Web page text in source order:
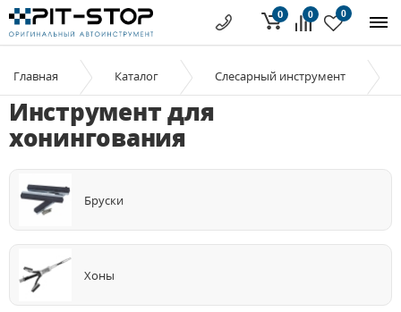
0 0
0
Главная Каталог Слесарный инструмент
Инструмент для
хонингования
Бруски
Хоны